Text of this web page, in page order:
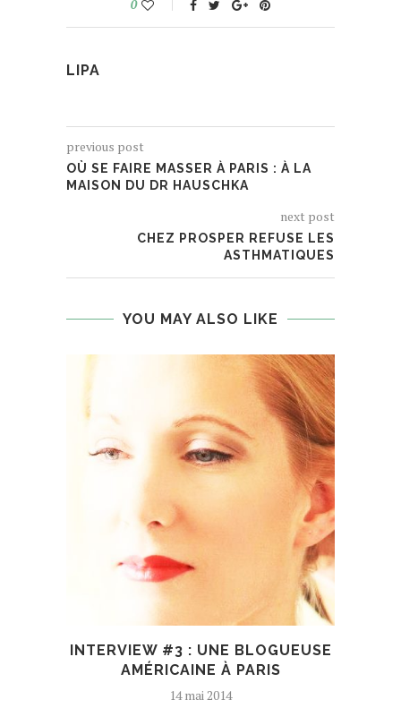
0
LIPA
previous post
OÙ SE FAIRE MASSER À PARIS : À LA
MAISON DU DR HAUSCHKA
next post
CHEZ PROSPER REFUSE LES
ASTHMATIQUES
YOU MAY ALSO LIKE
INTERVIEW #3 : UNE BLOGUEUSE
AMÉRICAINE À PARIS
14 mai 2014